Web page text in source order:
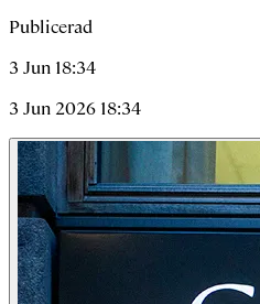
Publicerad
3 Jun 18:34
3 Jun 2026 18:34